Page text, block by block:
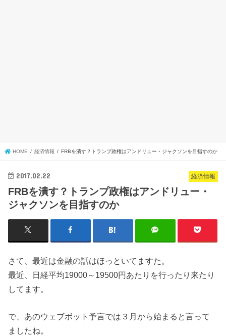
HOME 経済情報 FRBを潰す？トランプ政権はアンドリュー・ジャクソンを目指すのか
経済情報
2017.02.22
FRBを潰す？トランプ政権はアンドリュー・
ジャクソンを目指すのか
さて、最近は金融の話はほっといてますた。
最近、日経平均19000～19500円あたりを行ったり来たり
してます。
で、あのウェブボット予言では３月から始まると言って
ましたね。